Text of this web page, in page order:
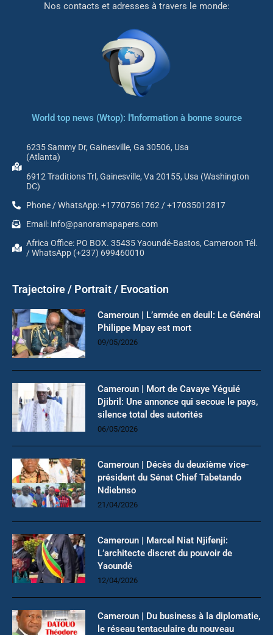
Nos contacts et adresses à travers le monde:
World top news (Wtop): l'Information à bonne source
6235 Sammy Dr, Gainesville, Ga 30506, Usa
(Atlanta)
6912 Traditions Trl, Gainesville, Va 20155, Usa (Washington
DC)
Phone / WhatsApp: +17707561762 / +17035012817
Email: info@panoramapapers.com
Africa Office: PO BOX. 35435 Yaoundé-Bastos, Cameroon Tél.
/ WhatsApp (+237) 699460010
Trajectoire / Portrait / Evocation
Cameroun | L’armée en deuil: Le Général
Philippe Mpay est mort
09/05/2026
Cameroun | Mort de Cavaye Yéguié
Djibril: Une annonce qui secoue le pays,
silence total des autorités
06/05/2026
Cameroun | Décès du deuxième vice-
président du Sénat Chief Tabetando
Ndiebnso
21/04/2026
Cameroun | Marcel Niat Njifenji:
L’architecte discret du pouvoir de
Yaoundé
12/04/2026
Cameroun | Du business à la diplomatie,
le réseau tentaculaire du nouveau